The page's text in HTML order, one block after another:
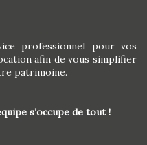
professionnel pour vos
afin de vous simplifier
patrimoine.
s’occupe de tout !